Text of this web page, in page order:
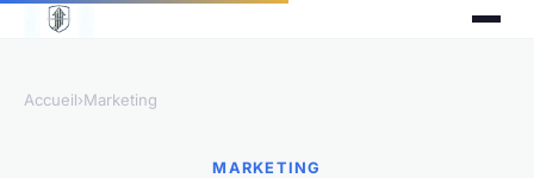
Accueil›Marketing
MARKETING